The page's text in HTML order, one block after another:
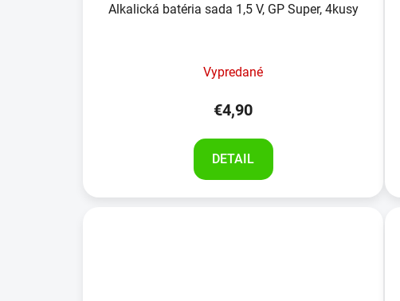
Alkalická batéria sada 1,5 V, GP Super, 4kusy
Vypredané
€4,90
DETAIL